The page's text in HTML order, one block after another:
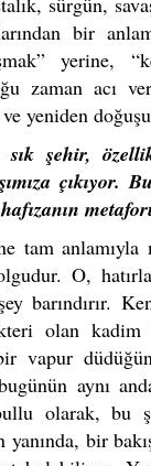
bir
yerine,
zaman acı
yeniden
sık şehir,
çıkıyor.
tam anlamıyla
O,
barındırır.
olan
vapur
aynı
olarak, bu
yanında, bir